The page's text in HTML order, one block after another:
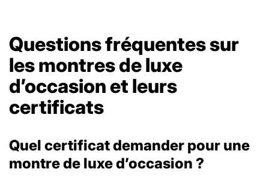
Questions fréquentes sur
les montres de luxe
d’occasion et leurs
certificats
Quel certificat demander pour une
montre de luxe d’occasion ?